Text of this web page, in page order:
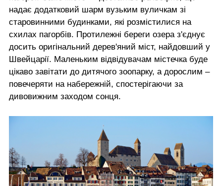
надає додатковий шарм вузьким вуличкам зі
старовинними будинками, які розмістилися на
схилах пагорбів. Протилежні береги озера з'єднує
досить оригінальний дерев'яний міст, найдовший у
Швейцарії. Маленьким відвідувачам містечка буде
цікаво завітати до дитячого зоопарку, а дорослим –
повечеряти на набережній, спостерігаючи за
дивовижним заходом сонця.